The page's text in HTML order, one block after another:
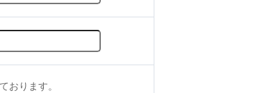
おります。